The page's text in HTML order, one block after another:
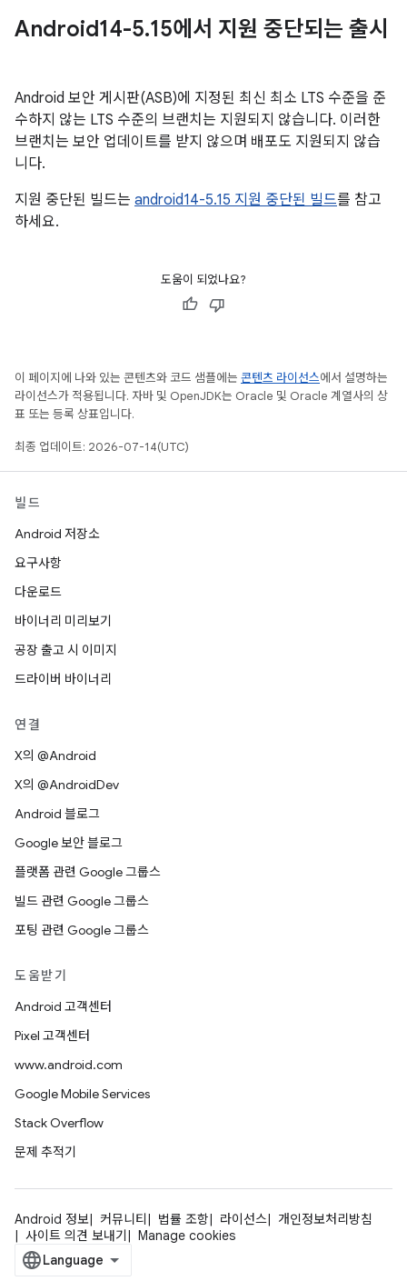
Android14-5.15에서 지원 중단되는 출시
Android 보안 게시판(ASB)에 지정된 최신 최소 LTS 수준을 준
수하지 않는 LTS 수준의 브랜치는 지원되지 않습니다. 이러한
브랜치는 보안 업데이트를 받지 않으며 배포도 지원되지 않습
니다.
지원 중단된 빌드는 android14-5.15 지원 중단된 빌드를 참고
하세요.
도움이 되었나요?
이 페이지에 나와 있는 콘텐츠와 코드 샘플에는 콘텐츠 라이선스에서 설명하는
라이선스가 적용됩니다. 자바 및 OpenJDK는 Oracle 및 Oracle 계열사의 상
표 또는 등록 상표입니다.
최종 업데이트: 2026-07-14(UTC)
빌드
Android 저장소
요구사항
다운로드
바이너리 미리보기
공장 출고 시 이미지
드라이버 바이너리
연결
X의 @Android
X의 @AndroidDev
Android 블로그
Google 보안 블로그
플랫폼 관련 Google 그룹스
빌드 관련 Google 그룹스
포팅 관련 Google 그룹스
도움받기
Android 고객센터
Pixel 고객센터
www.android.com
Google Mobile Services
Stack Overflow
문제 추적기
Android 정보 커뮤니티 법률 조항 라이선스
개인정보처리방침
사이트 의견 보내기
Manage cookies